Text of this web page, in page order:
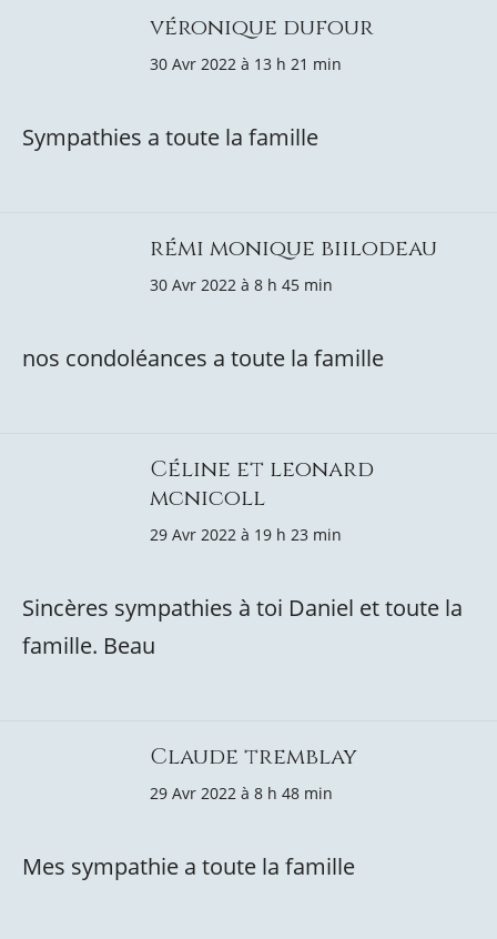
véronique dufour
30 Avr 2022 à 13 h 21 min
Sympathies a toute la famille
rémi monique biilodeau
30 Avr 2022 à 8 h 45 min
nos condoléances a toute la famille
Céline et leonard
mcnicoll
29 Avr 2022 à 19 h 23 min
Sincères sympathies à toi Daniel et toute la
famille. Beau
Claude tremblay
29 Avr 2022 à 8 h 48 min
Mes sympathie a toute la famille